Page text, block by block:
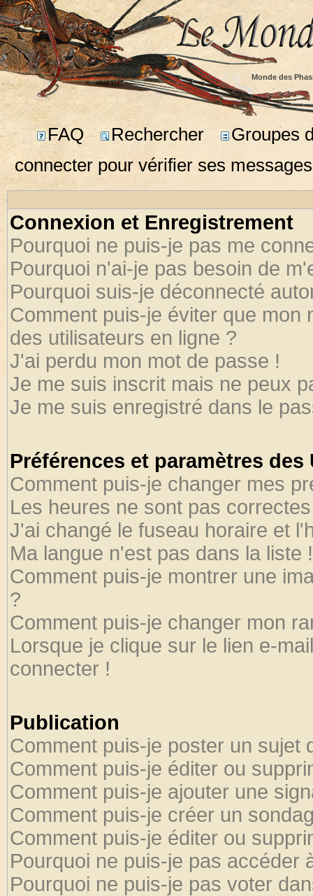
Monde des
FAQ Rechercher
Groupes
connecter pour vérifier ses
Connexion et Enregistrement
Pourquoi ne puis-je pas me
Pourquoi n'ai-je pas besoin de
Pourquoi suis-je déconnecté
Comment puis-je éviter que mon
des utilisateurs en ligne ?
J'ai perdu mon mot de passe !
Je me suis inscrit mais ne peux
Je me suis enregistré dans le
Préférences et paramètres
Comment puis-je changer mes
Les heures ne sont pas
J'ai changé le fuseau horaire et
Ma langue n'est pas dans la liste !
Comment puis-je montrer une
?
Comment puis-je changer mon
Lorsque je clique sur le lien e-
connecter !
Publication
Comment puis-je poster un sujet
Comment puis-je éditer ou
Comment puis-je ajouter une
Comment puis-je créer un
Comment puis-je éditer ou
Pourquoi ne puis-je pas accéder
Pourquoi ne puis-je pas voter